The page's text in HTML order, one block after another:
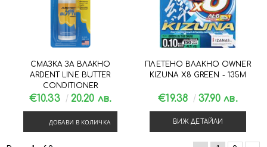
СМАЗКА ЗА ВЛАКНО
ARDENT LINE BUTTER
CONDITIONER
€10.33 20.20 лв.
ДОБАВИ В КОЛИЧКА
ПЛЕТЕНО ВЛАКНО OWNER
KIZUNA X8 GREEN - 135М
€19.38 37.90 лв.
ВИЖ ДЕТАЙЛИ